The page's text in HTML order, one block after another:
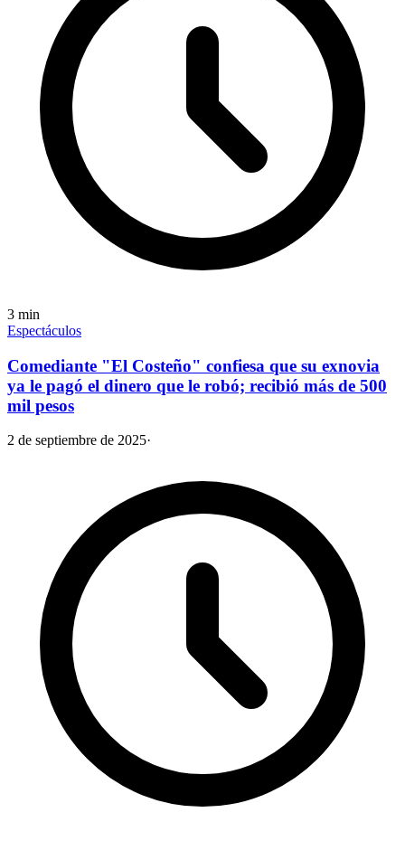
3 min
Espectáculos
Comediante "El Costeño" confiesa que su exnovia
ya le pagó el dinero que le robó; recibió más de 500
mil pesos
2 de septiembre de 2025·